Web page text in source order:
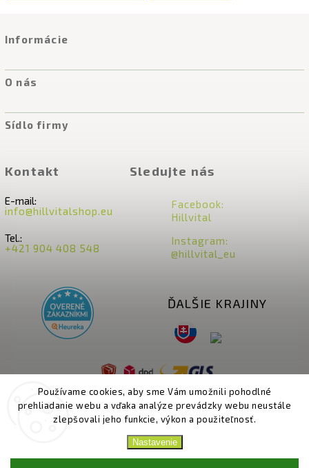
Používame cookies, aby sme Vám umožnili pohodlné
prehliadanie webu a vďaka analýze prevádzky webu neustále
zlepšovali jeho funkcie, výkon a použiteľnosť.
Nastavenie
Informácie
O nás
Sídlo firmy
Kontakt
E-mail:
info@hillvitalshop.eu
Tel.:
+421 904 408 548
Sledujte nás
Facebook:
Hillvital
Instagram:
@hillvital_eu
ĎALŠIE KRAJINY
HillVital. Všetky práva vyhradené.